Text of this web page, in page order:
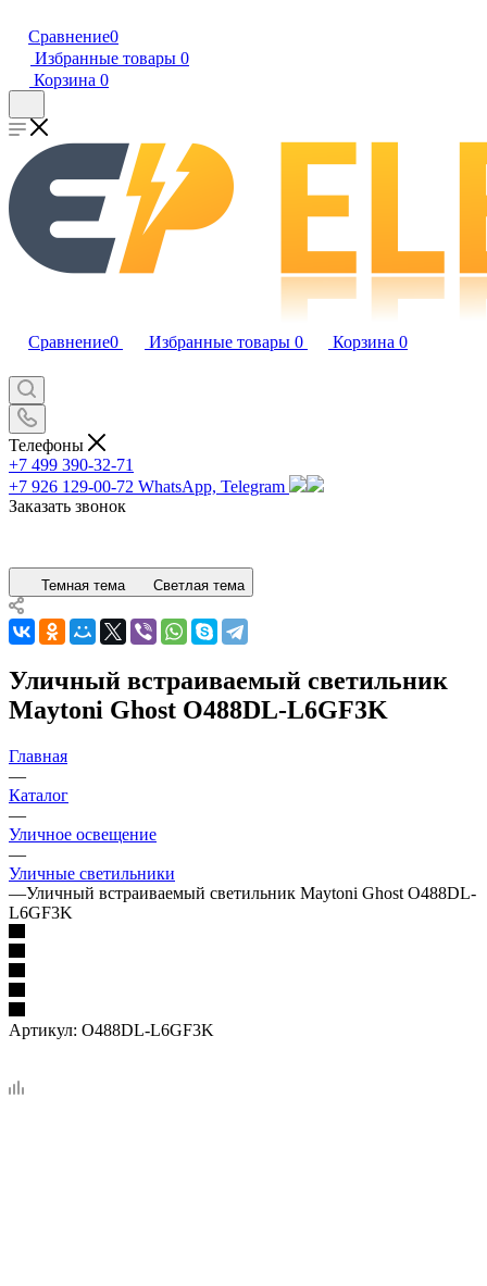
Сравнение0
Избранные товары 0
Корзина 0
Сравнение0 Избранные товары 0 Корзина 0
Телефоны
+7 499 390-32-71
+7 926 129-00-72 WhatsApp, Telegram
Заказать звонок
Темная тема Светлая тема
Уличный встраиваемый светильник
Maytoni Ghost O488DL-L6GF3K
Главная
—
Каталог
—
Уличное освещение
—
Уличные светильники
—Уличный встраиваемый светильник Maytoni Ghost O488DL-
L6GF3K
Артикул: O488DL-L6GF3K